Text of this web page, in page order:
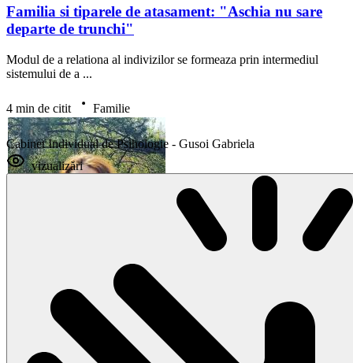
Familia si tiparele de atasament: "Aschia nu sare
departe de trunchi"
Modul de a relationa al indivizilor se formeaza prin intermediul
sistemului de a ...
4 min de citit Familie
Cabinet Individual de Psihologie - Gusoi Gabriela
vizualizări